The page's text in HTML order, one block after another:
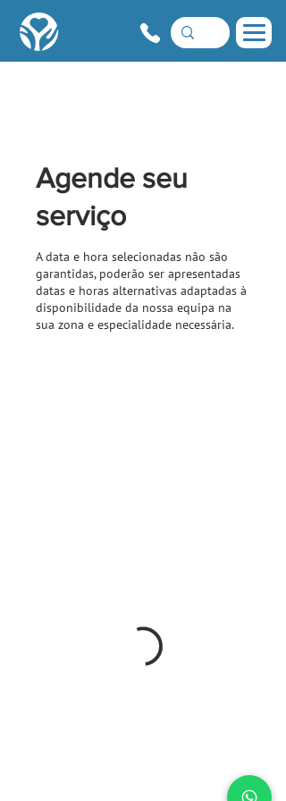
Agende seu
serviço
A data e hora selecionadas não são
garantidas, poderão ser apresentadas
datas e horas alternativas adaptadas à
disponibilidade da nossa equipa na
sua zona e especialidade necessária.